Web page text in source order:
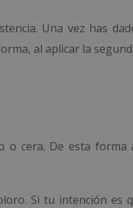
Una vez has
al aplicar la
o cera. De esta forma
Si tu intención es